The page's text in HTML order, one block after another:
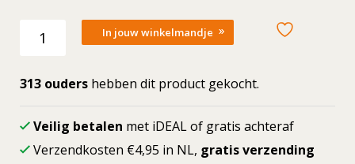
picto
aantal
In jouw winkelmandje
313 ouders hebben dit product gekocht.
Veilig betalen met iDEAL of gratis achteraf
Verzendkosten €4,95 in NL, gratis verzending